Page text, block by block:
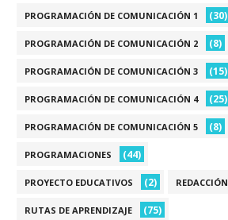
PROGRAMACIÓN DE COMUNICACIÓN 1 (30)
PROGRAMACIÓN DE COMUNICACIÓN 2 (8)
PROGRAMACIÓN DE COMUNICACIÓN 3 (15)
PROGRAMACIÓN DE COMUNICACIÓN 4 (25)
PROGRAMACIÓN DE COMUNICACIÓN 5 (8)
PROGRAMACIONES (44)
PROYECTO EDUCATIVOS (2) REDACCIÓN
RUTAS DE APRENDIZAJE (75)